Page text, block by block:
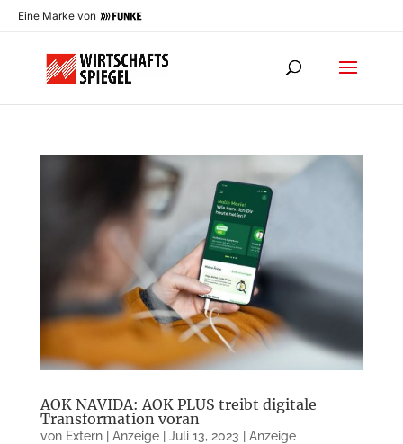
Eine Marke von
AOK NAVIDA: AOK PLUS treibt digitale
Transformation voran
von Extern | Anzeige| Juli 13, 2023 Anzeige